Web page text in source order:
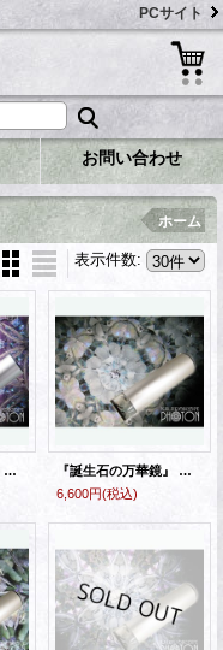
PCサイト
お問い合わせ
ホーム
表示件数:
『誕生石の万華鏡』 オイル万華鏡 ２月 アメジスト
『誕生石の万華鏡』 オイル万華鏡 ３月 アクアマリン
6,600円(税込)